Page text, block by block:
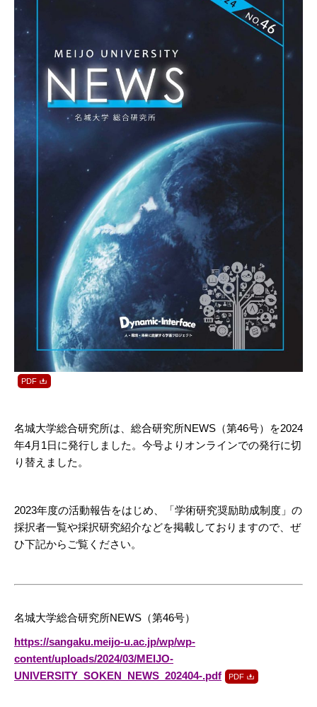
名城大学総合研究所は、総合研究所NEWS（第46号）を2024
年4月1日に発行しました。今号よりオンラインでの発行に切
り替えました。
2023年度の活動報告をはじめ、「学術研究奨励助成制度」の
採択者一覧や採択研究紹介などを掲載しておりますので、ぜ
ひ下記からご覧ください。
名城大学総合研究所NEWS（第46号）
https://sangaku.meijo-u.ac.jp/wp/wp-
content/uploads/2024/03/MEIJO-
UNIVERSITY_SOKEN_NEWS_202404-.pdf